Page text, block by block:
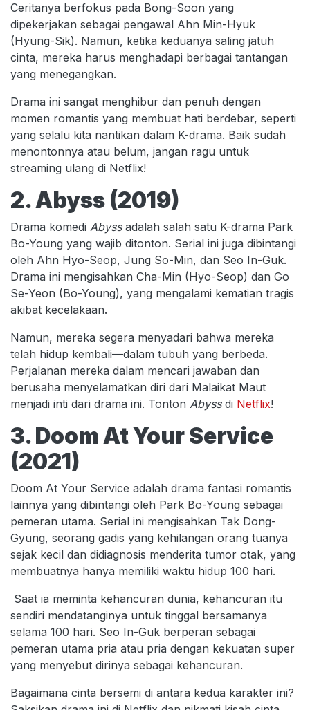
Ceritanya berfokus pada Bong-Soon yang
dipekerjakan sebagai pengawal Ahn Min-Hyuk
(Hyung-Sik). Namun, ketika keduanya saling jatuh
cinta, mereka harus menghadapi berbagai tantangan
yang menegangkan.
Drama ini sangat menghibur dan penuh dengan
momen romantis yang membuat hati berdebar, seperti
yang selalu kita nantikan dalam K-drama. Baik sudah
menontonnya atau belum, jangan ragu untuk
streaming ulang di Netflix!
2. Abyss (2019)
Drama komedi Abyssadalah salah satu K-drama Park
Bo-Young yang wajib ditonton. Serial ini juga dibintangi
oleh Ahn Hyo-Seop, Jung So-Min, dan Seo In-Guk.
Drama ini mengisahkan Cha-Min (Hyo-Seop) dan Go
Se-Yeon (Bo-Young), yang mengalami kematian tragis
akibat kecelakaan.
Namun, mereka segera menyadari bahwa mereka
telah hidup kembali—dalam tubuh yang berbeda.
Perjalanan mereka dalam mencari jawaban dan
berusaha menyelamatkan diri dari Malaikat Maut
menjadi inti dari drama ini. Tonton Abyssdi Netflix!
3. Doom At Your Service
(2021)
Doom At Your Service adalah drama fantasi romantis
lainnya yang dibintangi oleh Park Bo-Young sebagai
pemeran utama. Serial ini mengisahkan Tak Dong-
Gyung, seorang gadis yang kehilangan orang tuanya
sejak kecil dan didiagnosis menderita tumor otak, yang
membuatnya hanya memiliki waktu hidup 100 hari.
Saat ia meminta kehancuran dunia, kehancuran itu
sendiri mendatanginya untuk tinggal bersamanya
selama 100 hari. Seo In-Guk berperan sebagai
pemeran utama pria atau pria dengan kekuatan super
yang menyebut dirinya sebagai kehancuran.
Bagaimana cinta bersemi di antara kedua karakter ini?